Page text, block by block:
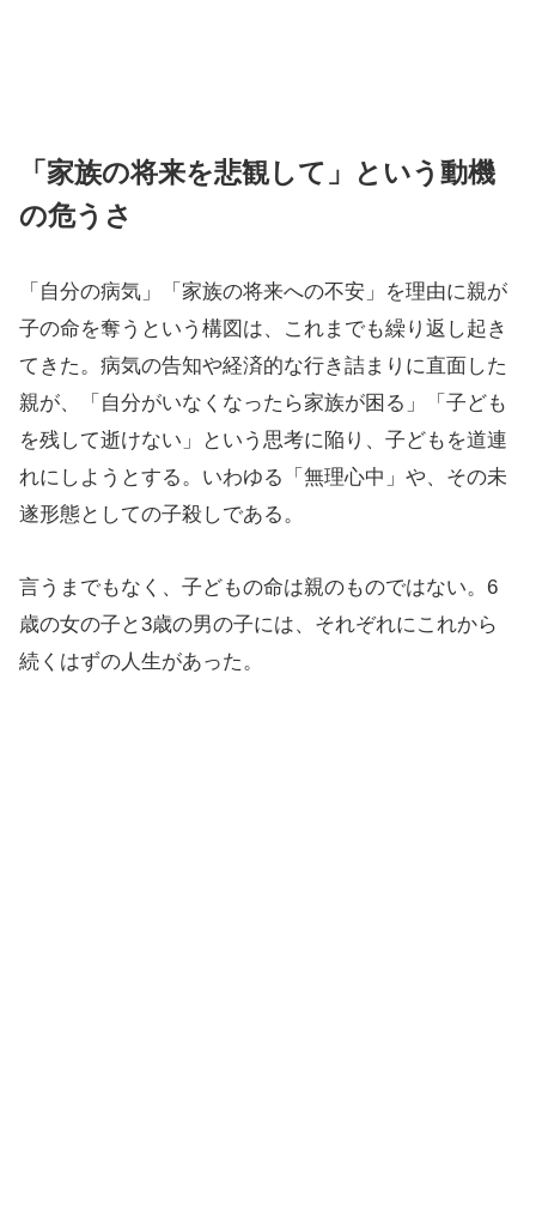
「家族の将来を悲観して」という動機
の危うさ
「自分の病気」「家族の将来への不安」を理由に親が
子の命を奪うという構図は、これまでも繰り返し起き
てきた。病気の告知や経済的な行き詰まりに直面した
親が、「自分がいなくなったら家族が困る」「子ども
を残して逝けない」という思考に陥り、子どもを道連
れにしようとする。いわゆる「無理心中」や、その未
遂形態としての子殺しである。
言うまでもなく、子どもの命は親のものではない。6
歳の女の子と3歳の男の子には、それぞれにこれから
続くはずの人生があった。